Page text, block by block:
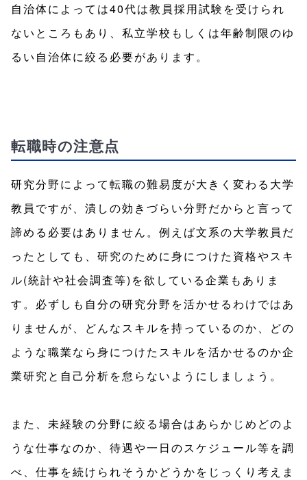
自治体によっては40代は教員採用試験を受けられ
ないところもあり、私立学校もしくは年齢制限のゆ
るい自治体に絞る必要があります。
転職時の注意点
研究分野によって転職の難易度が大きく変わる大学
教員ですが、潰しの効きづらい分野だからと言って
諦める必要はありません。例えば文系の大学教員だ
ったとしても、研究のために身につけた資格やスキ
ル(統計や社会調査等)を欲している企業もありま
す。必ずしも自分の研究分野を活かせるわけではあ
りませんが、どんなスキルを持っているのか、どの
ような職業なら身につけたスキルを活かせるのか企
業研究と自己分析を怠らないようにしましょう。
また、未経験の分野に絞る場合はあらかじめどのよ
うな仕事なのか、待遇や一日のスケジュール等を調
べ、仕事を続けられそうかどうかをじっくり考えま